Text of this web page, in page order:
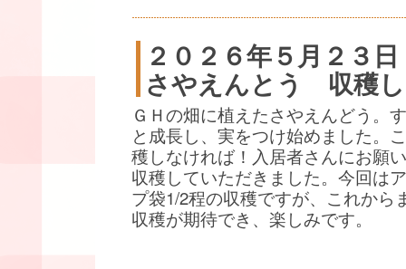
２０２６年５月２３日
さやえんとう 収穫
ＧＨの畑に植えたさやえんどう。
と成長し、実をつけ始めました。
穫しなければ！入居者さんにお願
収穫していただきました。今回は
プ袋1/2程の収穫ですが、これから
収穫が期待でき、楽しみです。